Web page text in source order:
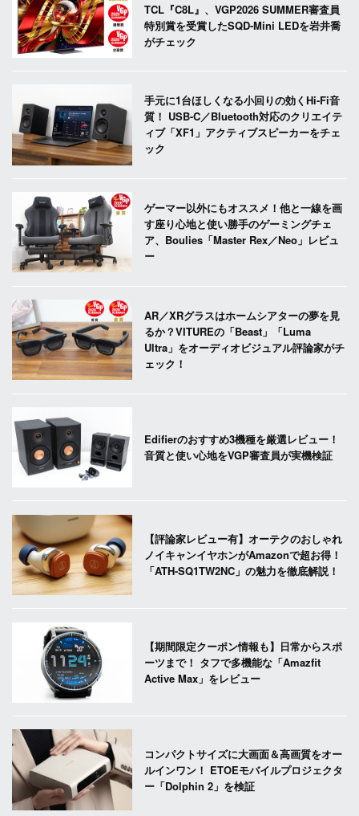
TCL『C8L』、VGP2026 SUMMER審査員
特別賞を受賞したSQD-Mini LEDを岩井喬
がチェック
手元に1台ほしくなる小回りの効くHi-Fi音
質！ USB-C／Bluetooth対応のクリエイテ
ィブ「XF1」アクティブスピーカーをチェ
ック
ゲーマー以外にもオススメ！他と一線を画
す座り心地と使い勝手のゲーミングチェ
ア、Boulies「Master Rex／Neo」レビュ
ー
AR／XRグラスはホームシアターの夢を見
るか？VITUREの「Beast」「Luma
Ultra」をオーディオビジュアル評論家がチ
ェック！
Edifierのおすすめ3機種を厳選レビュー！
音質と使い心地をVGP審査員が実機検証
【評論家レビュー有】オーテクのおしゃれ
ノイキャンイヤホンがAmazonで超お得！
「ATH-SQ1TW2NC」の魅力を徹底解説！
【期間限定クーポン情報も】日常からスポ
ーツまで！ タフで多機能な「Amazfit
Active Max」をレビュー
コンパクトサイズに大画面＆高画質をオー
ルインワン！ ETOEモバイルプロジェクタ
ー「Dolphin 2」を検証